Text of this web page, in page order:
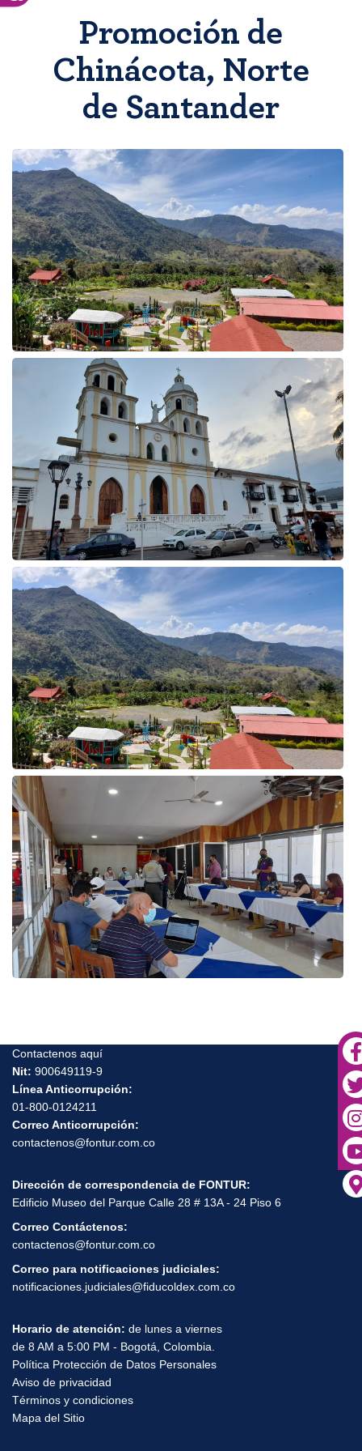
Promoción de
Chinácota, Norte
de Santander
Contactenos aquí
Nit: 900649119-9
Línea Anticorrupción:
01-800-0124211
Correo Anticorrupción:
contactenos@fontur.com.co
Dirección de correspondencia de FONTUR:
Edificio Museo del Parque Calle 28 # 13A - 24 Piso 6
Correo Contáctenos:
contactenos@fontur.com.co
Correo para notificaciones judiciales:
notificaciones.judiciales@fiducoldex.com.co
Horario de atención: de lunes a viernes
de 8 AM a 5:00 PM - Bogotá, Colombia.
Política Protección de Datos Personales
Aviso de privacidad
Términos y condiciones
Mapa del Sitio